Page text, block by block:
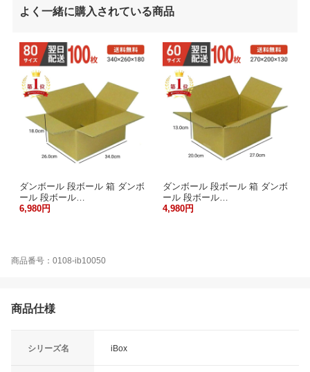
よく一緒に購入されている商品
ダンボール 段ボール 箱 ダンボ
ール 段ボール…
6,980円
ダンボール 段ボール 箱 ダンボ
ール 段ボール…
4,980円
商品番号：0108-ib10050
商品仕様
シリーズ名 iBox